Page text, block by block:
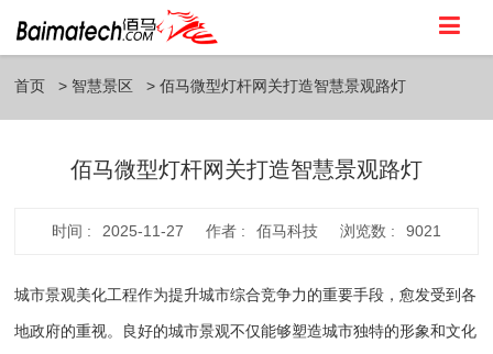
首页 智慧景区 佰马微型灯杆网关打造智慧景观路灯
佰马微型灯杆网关打造智慧景观路灯
时间 : 2025-11-27 作者 : 佰马科技 浏览数 : 9021
城市景观美化工程作为提升城市综合竞争力的重要手段，愈发受到各
地政府的重视。良好的城市景观不仅能够塑造城市独特的形象和文化